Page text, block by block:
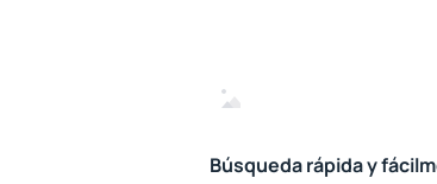
Búsqueda rápida y